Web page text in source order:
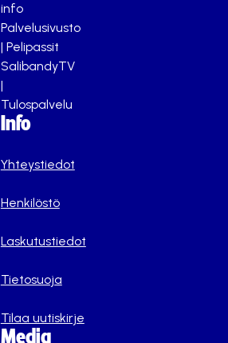
info
Palvelusivusto
| Pelipassit
SalibandyTV
|
Tulospalvelu
Info
Yhteystiedot
Henkilöstö
Laskutustiedot
Tietosuoja
Tilaa uutiskirje
Media